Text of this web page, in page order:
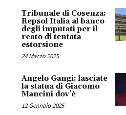
Tribunale di Cosenza:
Repsol Italia al banco
degli imputati per il
reato di tentata
estorsione
24 Marzo 2025
Angelo Gangi: lasciate
la statua di Giacomo
Mancini dov’è
12 Gennaio 2025